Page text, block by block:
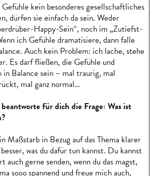
kein besonderes gesellschaftliches
dürfen sie einfach da sein. Weder
Happy-Sein“, noch im „Zutiefst-
ich Gefühle dramatisiere, dann falle
Auch kein Problem: ich lache, stehe
Es darf fließen, die Gefühle und
in Balance sein – mal traurig, mal
mal ganz normal…
für dich die Frage: Was ist
Maßstarb in Bezug auf das Thema klarer
was du dafür tun kannst. Du kannst
auch gerne senden, wenn du das magst,
sooo spannend und freue mich auch,